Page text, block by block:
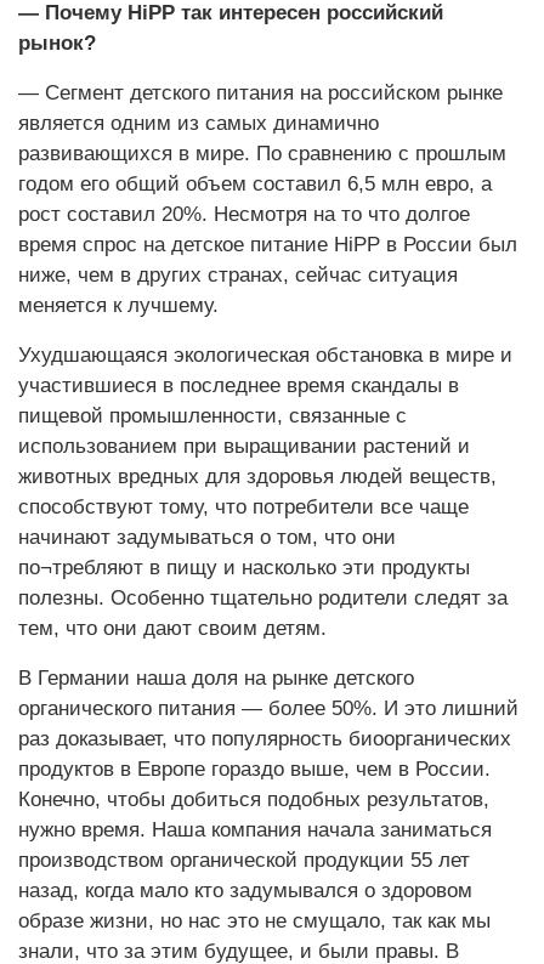
— Почему HiPP так интересен российский
рынок?
— Сегмент детского питания на российском рынке
является одним из самых динамично
развивающихся в мире. По сравнению с прошлым
годом его общий объем составил 6,5 млн евро, а
рост составил 20%. Несмотря на то что долгое
время спрос на детское питание HiPP в России был
ниже, чем в других странах, сейчас ситуация
меняется к лучшему.
Ухудшающаяся экологическая обстановка в мире и
участившиеся в последнее время скандалы в
пищевой промышленности, связанные с
использованием при выращивании растений и
животных вредных для здоровья людей веществ,
способствуют тому, что потребители все чаще
начинают задумываться о том, что они
по¬требляют в пищу и насколько эти продукты
полезны. Особенно тщательно родители следят за
тем, что они дают своим детям.
В Германии наша доля на рынке детского
органического питания — более 50%. И это лишний
раз доказывает, что популярность биоорганических
продуктов в Европе гораздо выше, чем в России.
Конечно, чтобы добиться подобных результатов,
нужно время. Наша компания начала заниматься
производством органической продукции 55 лет
назад, когда мало кто задумывался о здоровом
образе жизни, но нас это не смущало, так как мы
знали, что за этим будущее, и были правы. В